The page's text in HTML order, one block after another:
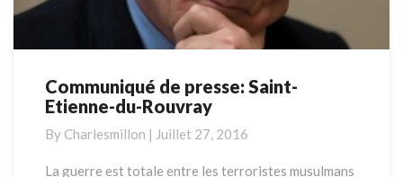
Communiqué
de
Saint-
Etienne-
Communiqué de presse: Saint-
Etienne-du-Rouvray
By Charlesmillon | Juillet 27, 2016
La guerre est totale entre les terroristes musulmans